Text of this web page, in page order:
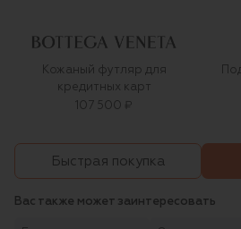
Кожаный футляр для
кредитных карт
107 500 ₽
Быстрая покупка
Вас также может заинтересовать